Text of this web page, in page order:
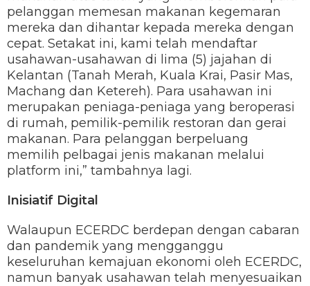
pelanggan memesan makanan kegemaran
mereka dan dihantar kepada mereka dengan
cepat. Setakat ini, kami telah mendaftar
usahawan-usahawan di lima (5) jajahan di
Kelantan (Tanah Merah, Kuala Krai, Pasir Mas,
Machang dan Ketereh). Para usahawan ini
merupakan peniaga-peniaga yang beroperasi
di rumah, pemilik-pemilik restoran dan gerai
makanan. Para pelanggan berpeluang
memilih pelbagai jenis makanan melalui
platform ini,” tambahnya lagi.
Inisiatif Digital
Walaupun ECERDC berdepan dengan cabaran
dan pandemik yang mengganggu
keseluruhan kemajuan ekonomi oleh ECERDC,
namun banyak usahawan telah menyesuaikan